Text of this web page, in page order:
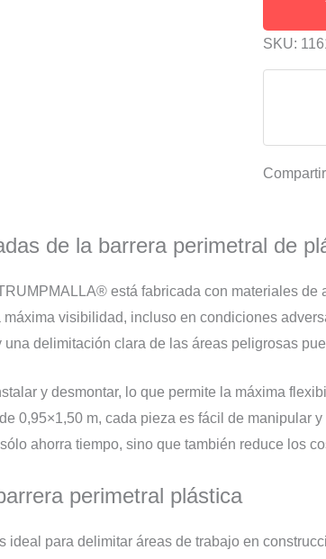
Plástico
SKU:
de la barrera perimetral de
está fabricada con materiales
visibilidad, incluso en condiciones
delimitación clara de las áreas peligrosas
y desmontar, lo que permite la máxima
0,95×1,50 m, cada pieza es fácil de manipular
ahorra tiempo, sino que también reduce los
perimetral plástica
ideal para delimitar áreas de trabajo en